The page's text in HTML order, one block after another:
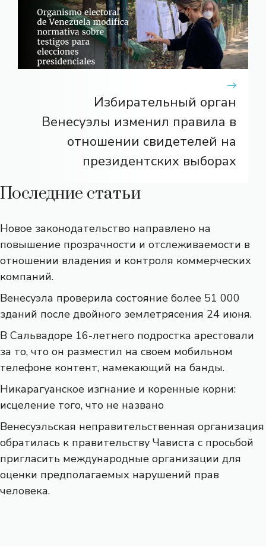
Избирательный орган
Венесуэлы изменил правила в
отношении свидетелей на
президентских выборах
Последние статьи
Новое законодательство направлено на
повышение прозрачности и отслеживаемости в
отношении владения и контроля коммерческих
компаний.
Венесуэла проверила состояние более 51 000
зданий после двойного землетрясения 24 июня.
В Сальвадоре 16-летнего подростка арестовали
за то, что он разместил на своем мобильном
телефоне контент, намекающий на банды.
Никарагуанское изгнание и коренные корни:
исцеление того, что не названо
Венесуэльская неправительственная организация
обратилась к правительству Чависта с просьбой
пригласить международные организации для
оценки предполагаемых нарушений прав
человека.